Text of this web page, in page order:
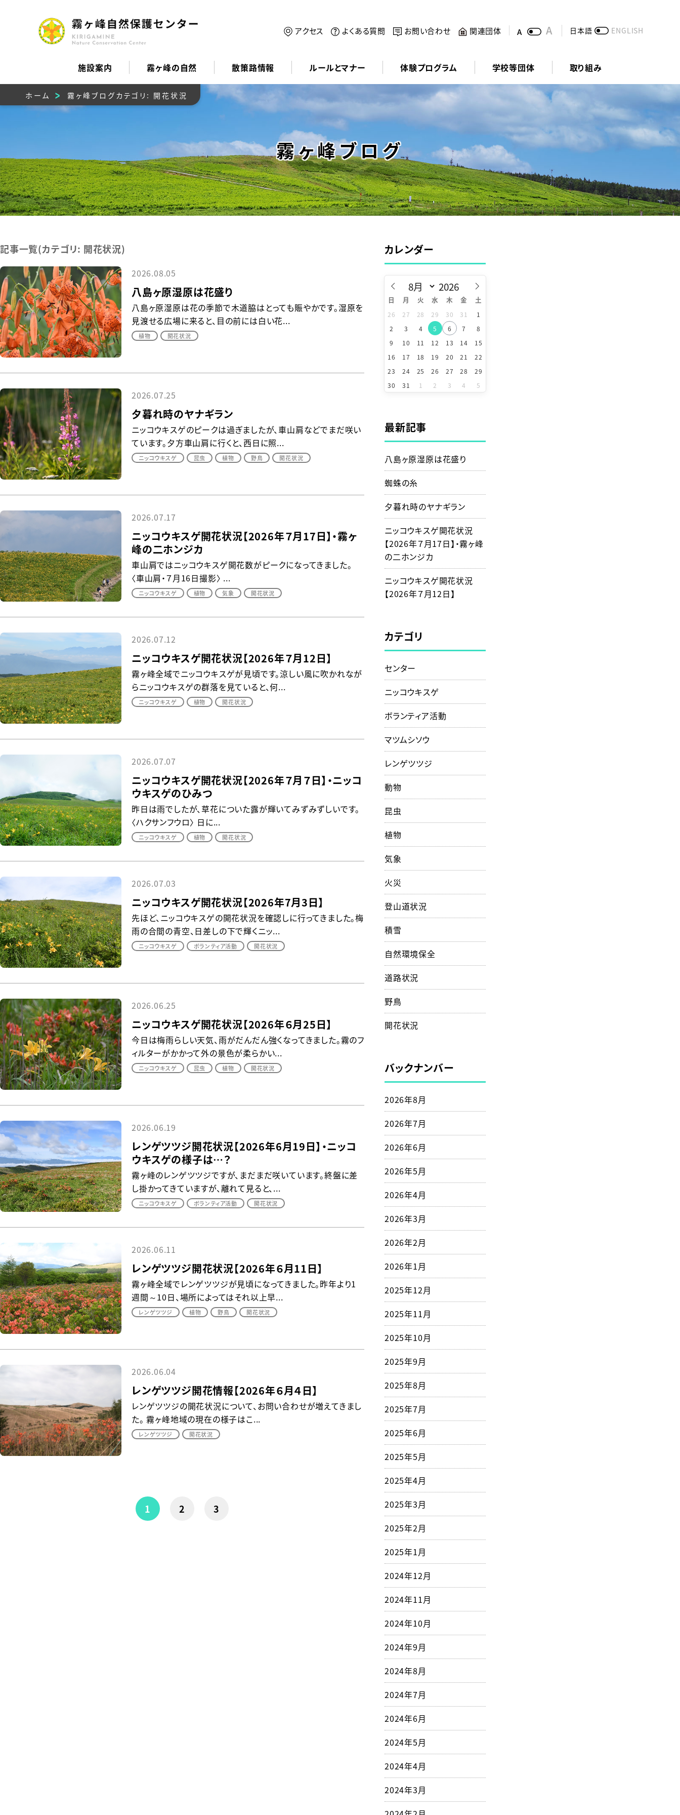
アクセス よくある質問 お問い合わせ 関連団体 日本語 ENGLISH
施設案内 霧ヶ峰の自然 散策路情報 ルールとマナー 体験プログラム 学校等団体 取り組み
霧ヶ峰ブログ
ホーム 霧ヶ峰ブログカテゴリ: 開花状況
記事一覧(カテゴリ: 開花状況)
2026.08.05
八島ヶ原湿原は花盛り
八島ヶ原湿原は花の季節で木道脇はとっても賑やかです。湿原を
見渡せる広場に来ると、目の前には白い花...
植物 開花状況
2026.07.25
夕暮れ時のヤナギラン
ニッコウキスゲのピークは過ぎましたが、車山肩などでまだ咲い
ています。夕方車山肩に行くと、西日に照...
ニッコウキスゲ 昆虫 植物 野鳥 開花状況
2026.07.17
ニッコウキスゲ開花状況【2026年７月17日】・霧ヶ
峰の二ホンジカ
車山肩ではニッコウキスゲ開花数がピークになってきました。
〈車山肩・７月16日撮影〉 ...
ニッコウキスゲ 植物 気象 開花状況
2026.07.12
ニッコウキスゲ開花状況【2026年７月12日】
霧ヶ峰全域でニッコウキスゲが見頃です。涼しい風に吹かれなが
らニッコウキスゲの群落を見ていると、何...
ニッコウキスゲ 植物 開花状況
2026.07.07
ニッコウキスゲ開花状況【2026年７月７日】・ニッコ
ウキスゲのひみつ
昨日は雨でしたが、草花についた露が輝いてみずみずしいです。
〈ハクサンフウロ〉 日に...
ニッコウキスゲ 植物 開花状況
2026.07.03
ニッコウキスゲ開花状況【2026年7月3日】
先ほど、ニッコウキスゲの開花状況を確認しに行ってきました。梅
雨の合間の青空、日差しの下で輝くニッ...
ニッコウキスゲ ボランティア活動 開花状況
2026.06.25
ニッコウキスゲ開花状況【2026年６月25日】
今日は梅雨らしい天気、雨がだんだん強くなってきました。霧のフ
ィルターがかかって外の景色が柔らかい...
ニッコウキスゲ 昆虫 植物 開花状況
2026.06.19
レンゲツツジ開花状況【2026年6月19日】・ニッコ
ウキスゲの様子は…？
霧ヶ峰のレンゲツツジですが、まだまだ咲いています。終盤に差
し掛かってきていますが、離れて見ると、...
ニッコウキスゲ ボランティア活動 開花状況
2026.06.11
レンゲツツジ開花状況【2026年６月11日】
霧ヶ峰全域でレンゲツツジが見頃になってきました。昨年より1
週間～10日、場所によってはそれ以上早...
レンゲツツジ 植物 野鳥 開花状況
2026.06.04
レンゲツツジ開花情報【2026年６月４日】
レンゲツツジの開花状況について、お問い合わせが増えてきまし
た。 霧ヶ峰地域の現在の様子はこ...
レンゲツツジ 開花状況
1 2 3
カレンダー
日 月 火 水 木 金 土
26 27 28 29 30 31
1
2
3 4 5 6 7
8
9
10 11 12 13 14
15
16
17 18 19 20 21
22
23
24 25 26 27 28
29
30
31 1 2 3 4 5
最新記事
八島ヶ原湿原は花盛り
蜘蛛の糸
夕暮れ時のヤナギラン
ニッコウキスゲ開花状況
【2026年７月17日】・霧ヶ峰
の二ホンジカ
ニッコウキスゲ開花状況
【2026年７月12日】
カテゴリ
センター
ニッコウキスゲ
ボランティア活動
マツムシソウ
レンゲツツジ
動物
昆虫
植物
気象
火災
登山道状況
積雪
自然環境保全
道路状況
野鳥
開花状況
バックナンバー
2026年8月
2026年7月
2026年6月
2026年5月
2026年4月
2026年3月
2026年2月
2026年1月
2025年12月
2025年11月
2025年10月
2025年9月
2025年8月
2025年7月
2025年6月
2025年5月
2025年4月
2025年3月
2025年2月
2025年1月
2024年12月
2024年11月
2024年10月
2024年9月
2024年8月
2024年7月
2024年6月
2024年5月
2024年4月
2024年3月